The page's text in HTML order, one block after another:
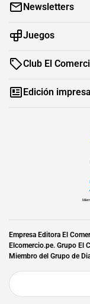
Newsletters
Juegos
Club El
Edición impresa
Empresa Editora El
Elcomercio.pe. Grupo El
Miembro del Grupo de